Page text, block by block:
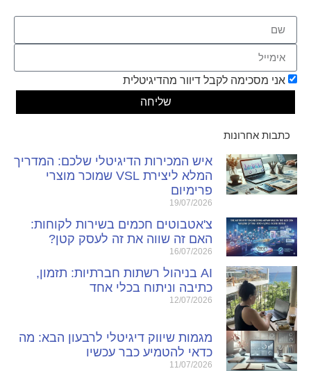
אני מסכימה לקבל דיוור מהדיגיטלית
שליחה
כתבות אחרונות
איש המכירות הדיגיטלי שלכם: המדריך
המלא ליצירת VSL שמוכר מוצרי
פרימיום
19/07/2026
צ'אטבוטים חכמים בשירות לקוחות:
האם זה שווה את זה לעסק קטן?
16/07/2026
AI בניהול רשתות חברתיות: תזמון,
כתיבה וניתוח בכלי אחד
12/07/2026
מגמות שיווק דיגיטלי לרבעון הבא: מה
כדאי להטמיע כבר עכשיו
11/07/2026